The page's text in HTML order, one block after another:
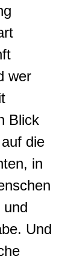
wer
Blick
die
in
und
Und